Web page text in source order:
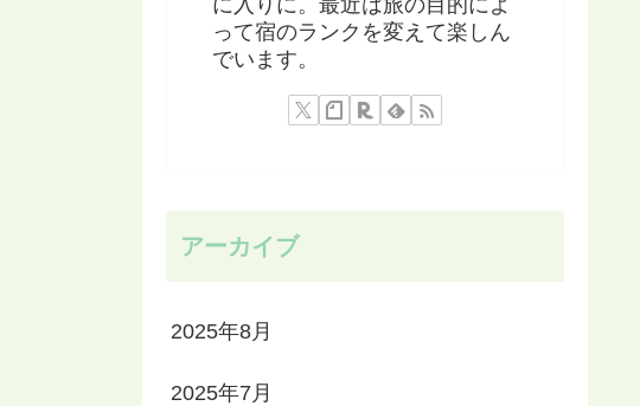
に入りに。最近は旅の目的によ
って宿のランクを変えて楽しん
でいます。
アーカイブ
2025年8月
2025年7月